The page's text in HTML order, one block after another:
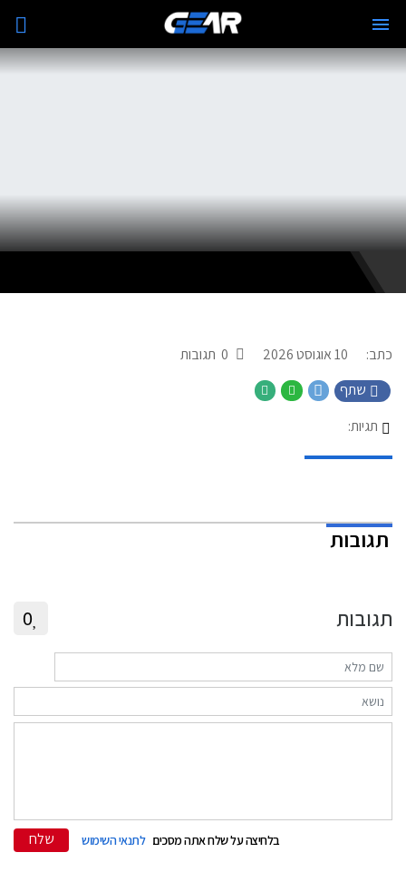
כתב: 10 אוגוסט 2026
תגובות
שתף
תגיות:
תגובות
תגובות 0
בלחיצה על שלח אתה מסכים לתנאי השימוש שלח